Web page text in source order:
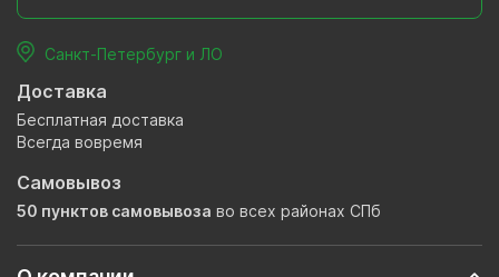
Санкт-Петербург и ЛО
Доставка
Бесплатная доставка
Всегда вовремя
Самовывоз
50 пунктов самовывоза во всех районах СПб